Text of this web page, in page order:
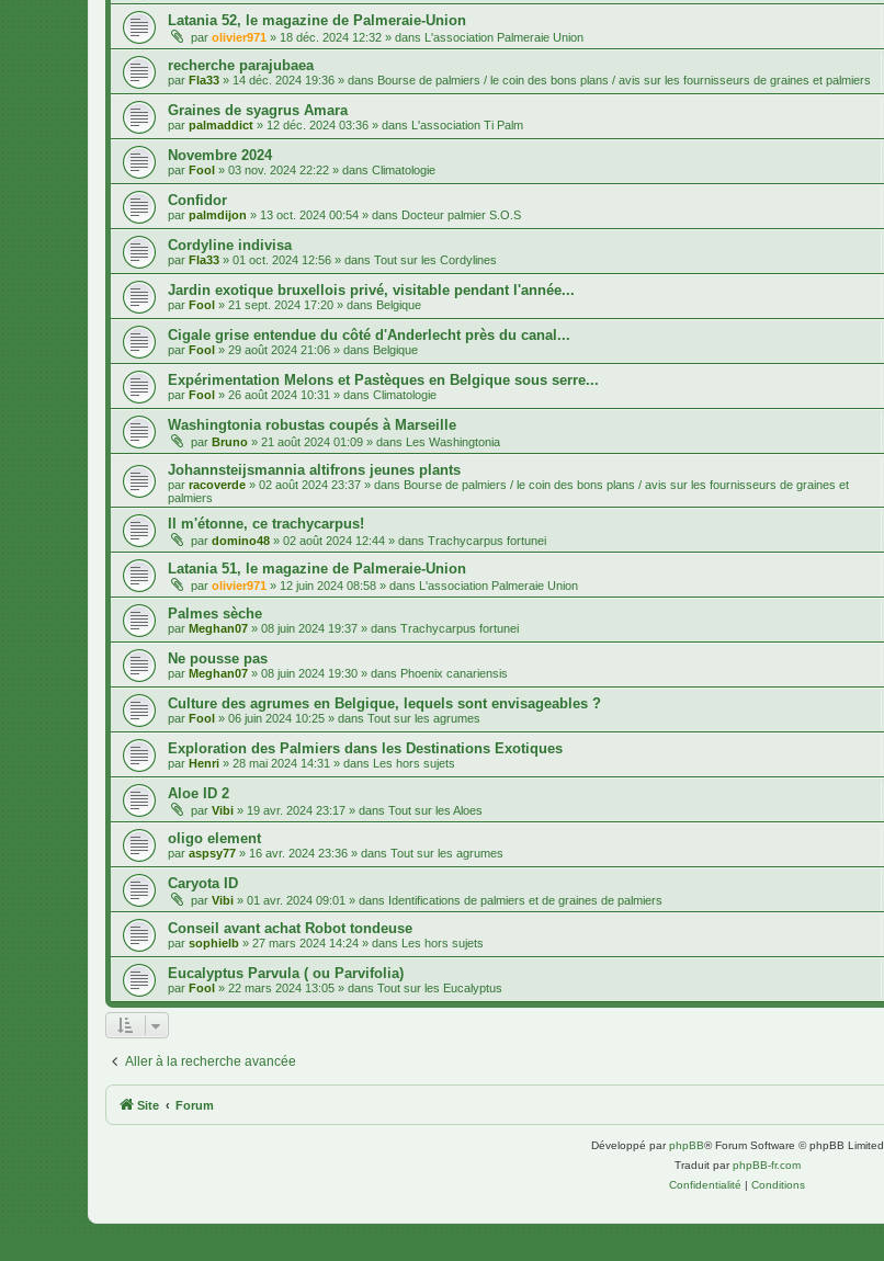
Latania 52, le magazine de Palmeraie-Union
par olivier971 » 18 déc. 2024 12:32 » dans L'association Palmeraie Union
recherche parajubaea
par Fla33 » 14 déc. 2024 19:36 » dans Bourse de palmiers / le coin des bons plans / avis sur les fournisseurs de graines et palmiers
Graines de syagrus Amara
par palmaddict » 12 déc. 2024 03:36 » dans L'association Ti Palm
Novembre 2024
par Fool » 03 nov. 2024 22:22 » dans Climatologie
Confidor
par palmdijon » 13 oct. 2024 00:54 » dans Docteur palmier S.O.S
Cordyline indivisa
par Fla33 » 01 oct. 2024 12:56 » dans Tout sur les Cordylines
Jardin exotique bruxellois privé, visitable pendant l'année...
par Fool » 21 sept. 2024 17:20 » dans Belgique
Cigale grise entendue du côté d'Anderlecht près du canal...
par Fool » 29 août 2024 21:06 » dans Belgique
Expérimentation Melons et Pastèques en Belgique sous serre...
par Fool » 26 août 2024 10:31 » dans Climatologie
Washingtonia robustas coupés à Marseille
par Bruno » 21 août 2024 01:09 » dans Les Washingtonia
Johannsteijsmannia altifrons jeunes plants
par racoverde » 02 août 2024 23:37 » dans Bourse de palmiers / le coin des bons plans / avis sur les fournisseurs de graines et
palmiers
Il m'étonne, ce trachycarpus!
par domino48 » 02 août 2024 12:44 » dans Trachycarpus fortunei
Latania 51, le magazine de Palmeraie-Union
par olivier971 » 12 juin 2024 08:58 » dans L'association Palmeraie Union
Palmes sèche
par Meghan07 » 08 juin 2024 19:37 » dans Trachycarpus fortunei
Ne pousse pas
par Meghan07 » 08 juin 2024 19:30 » dans Phoenix canariensis
Culture des agrumes en Belgique, lequels sont envisageables ?
par Fool » 06 juin 2024 10:25 » dans Tout sur les agrumes
Exploration des Palmiers dans les Destinations Exotiques
par Henri » 28 mai 2024 14:31 » dans Les hors sujets
Aloe ID 2
par Vibi » 19 avr. 2024 23:17 » dans Tout sur les Aloes
oligo element
par aspsy77 » 16 avr. 2024 23:36 » dans Tout sur les agrumes
Caryota ID
par Vibi » 01 avr. 2024 09:01 » dans Identifications de palmiers et de graines de palmiers
Conseil avant achat Robot tondeuse
par sophielb » 27 mars 2024 14:24 » dans Les hors sujets
Eucalyptus Parvula ( ou Parvifolia)
par Fool » 22 mars 2024 13:05 » dans Tout sur les Eucalyptus
Aller à la recherche avancée
Site Forum
Développé parphpBB® Forum Software © phpBB Limited
Traduit parphpBB-fr.com
Confidentialité | Conditions